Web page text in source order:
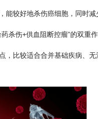
能较好地杀伤癌细胞，同时减
杀伤+供血阻断控瘤”的双重
，比较适合合并基础疾病、